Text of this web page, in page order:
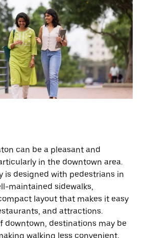
can be a pleasant and
in the downtown area.
is designed with pedestrians in
maintained sidewalks,
layout that makes it easy
and attractions.
downtown, destinations may be
walking less convenient.